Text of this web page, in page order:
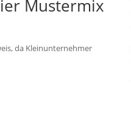
Mustermix
da Kleinunternehmer